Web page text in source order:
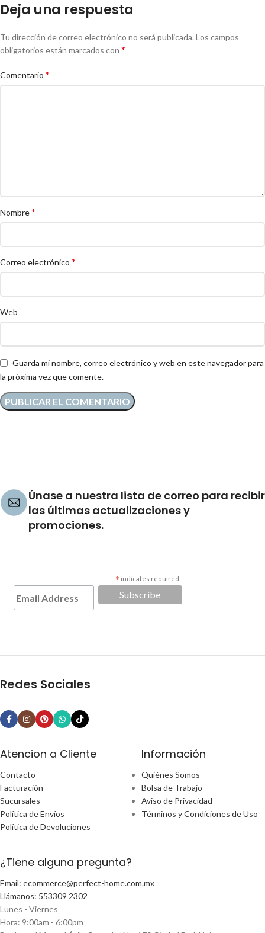
Deja una respuesta
Tu dirección de correo electrónico no será publicada. Los campos
obligatorios están marcados con *
Comentario *
Nombre*
Correo electrónico *
Web
Guarda mi nombre, correo electrónico y web en este navegador para
la próxima vez que comente.
Únase a nuestra lista de correo para recibir
las últimas actualizaciones y
promociones.
* indicates required
Redes Sociales
Atencion a Cliente
Contacto
Facturación
Sucursales
Política de Envíos
Política de Devoluciones
Información
Quiénes Somos
Bolsa de Trabajo
Aviso de Privacidad
Términos y Condiciones de Uso
¿Tiene alguna pregunta?
Email: ecommerce@perfect-home.com.mx
Llámanos: 553309 2302
Lunes - Viernes
Hora: 9:00am - 6:00pm